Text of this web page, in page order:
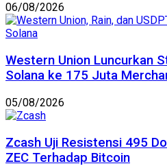
06/08/2026
Western Union Luncurkan
Solana ke 175 Juta
05/08/2026
Zcash Uji Resistensi 495
ZEC Terhadap Bitcoin